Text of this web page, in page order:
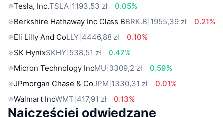
Tesla, Inc.TSLA 1193,53 zł
0.05%
Berkshire Hathaway Inc Class BBRK.B 1955,39 zł
0.21%
Eli Lilly And CoLLY 4446,88 zł
0.10%
SK HynixSKHY 538,51 zł
0.47%
Micron Technology IncMU 3309,2 zł
0.59%
JPmorgan Chase & CoJPM 1330,31 zł
0.01%
Walmart IncWMT 417,91 zł 0.13%
Najczęściej odwiedzane